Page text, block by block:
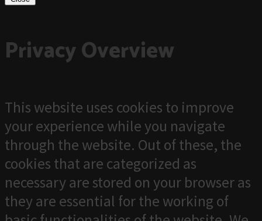
Privacy Overview
This website uses cookies to improve
your experience while you navigate
through the website. Out of these, the
cookies that are categorized as
necessary are stored on your browser as
they are essential for the working of